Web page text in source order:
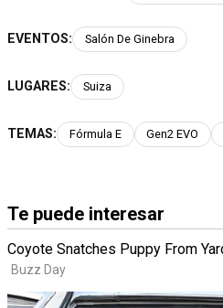
EVENTOS: Salón De Ginebra
LUGARES: Suiza
TEMAS: Fórmula E Gen2 EVO